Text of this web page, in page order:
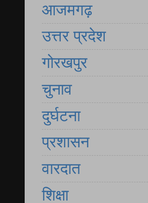
आजमगढ़
उत्तर प्रदेश
गोरखपुर
चुनाव
दुर्घटना
प्रशासन
वारदात
शिक्षा